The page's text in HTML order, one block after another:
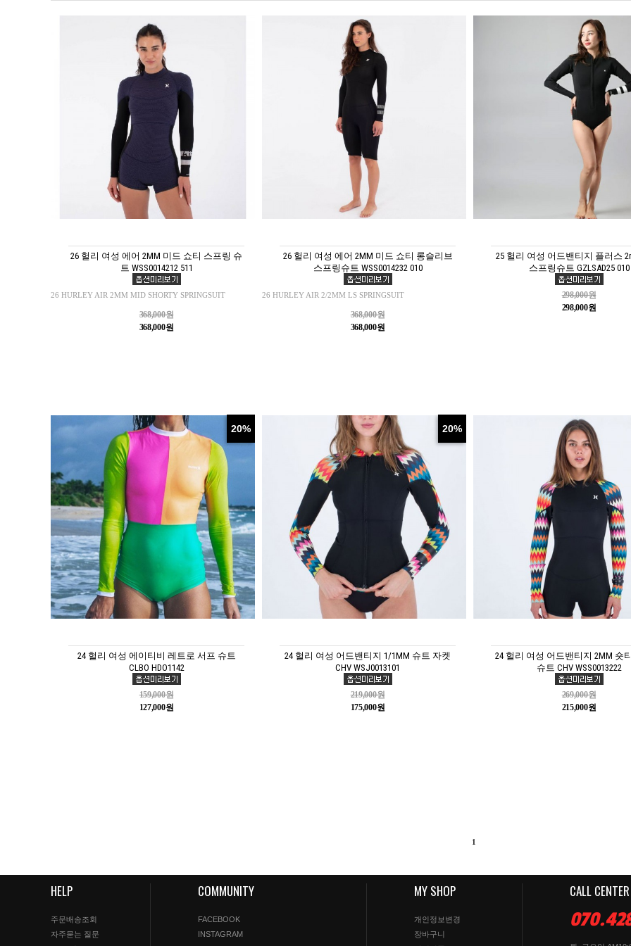
26 헐리 여성 에어 2MM 미드 쇼티 스프링 슈
트 WSS0014212 511
26 HURLEY AIR 2MM MID SHORTY SPRINGSUIT
368,000원
368,000원
26 헐리 여성 에어 2MM 미드 쇼티 롱슬리브
스프링슈트 WSS0014232 010
26 HURLEY AIR 2/2MM LS SPRINGSUIT
368,000원
368,000원
25 헐리 여성 어드밴티지 플러스
스프링슈트 GZLSAD25 010
298,000원
298,000원
20%
24 헐리 여성 에이티비 레트로 서프 슈트
CLBO HDO1142
159,000원
127,000원
20%
24 헐리 여성 어드밴티지 1/1MM 슈트 자켓
CHV WSJ0013101
219,000원
175,000원
24 헐리 여성 어드밴티지 2MM 숏
슈트 CHV WSS0013222
269,000원
215,000원
1
HELP
주문배송조회
자주묻는 질문
COMMUNITY
FACEBOOK
INSTAGRAM
MY SHOP
개인정보변경
장바구니
CALL CENTER